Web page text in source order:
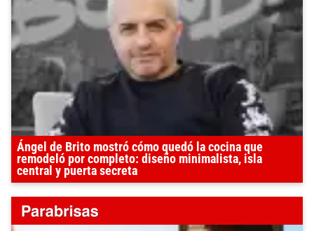
Ángel de Brito mostró cómo quedó la cocina que
remodeló por completo: diseño minimalista, isla
central y puerta secreta